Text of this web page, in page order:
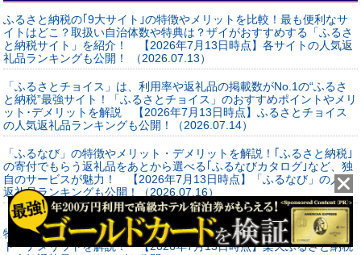
ふるさと納税の｢9大サイト｣の特徴やメリットを比較！最も便利なサ
イトはどこ？取扱い自治体数や特典は？ザイがおすすめする「ふるさ
と納税サイト」を紹介！ 【2026年7月13日時点】各サイトの人気返
礼品ランキングも公開！ （2026.07.13）
「ふるさとチョイス」は、利用率や返礼品の掲載数がNo.1の“ふるさ
と納税”最強サイト！「ふるさとチョイス」のおすすめポイントやメリ
ット･デメリットを解説 【2026年7月13日時点】ふるさとチョイス
の人気返礼品ランキングも公開！（2026.07.14）
「ふるなび」の特徴やメリット・デメリットを解説！｢ふるさと納税｣
の寄付でもらう返礼品をあとから選べる｢ふるなびカタログ｣など、独
自のサービスが魅力！ 【2026年7月13日時点】「ふるなび」の人気
返礼品ランキングも公開！（2026.07.16）
「楽天ふるさと納税」は、楽天ポイントが使える＆楽天市場での買い
物のように寄付できるのが魅力！｢楽天ふるさと納税｣の特徴やメリッ
ト・デメリットを解説！ 【2026年7月13日時点】楽天ふるさと納税